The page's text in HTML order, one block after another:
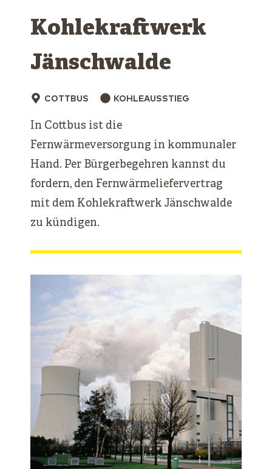
Kohlekraftwerk
Jänschwalde
COTTBUS KOHLEAUSSTIEG
In Cottbus ist die
Fernwärmeversorgung in kommunaler
Hand. Per Bürgerbegehren kannst du
fordern, den Fernwärmeliefervertrag
mit dem Kohlekraftwerk Jänschwalde
zu kündigen.